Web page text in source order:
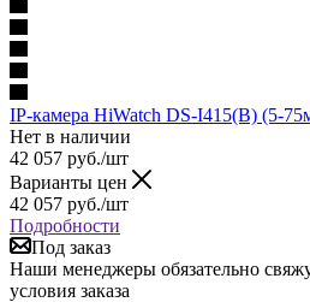
IP-камера HiWatch DS-I415(B) (5-
Нет в наличии
42 057 руб./шт
Варианты цен
42 057 руб./шт
Подробности
Под заказ
Наши менеджеры обязательно
условия заказа